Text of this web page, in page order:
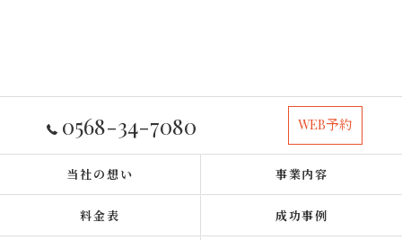
0568-34-7080 WEB予約
当社の想い 事業内容
料金表 成功事例